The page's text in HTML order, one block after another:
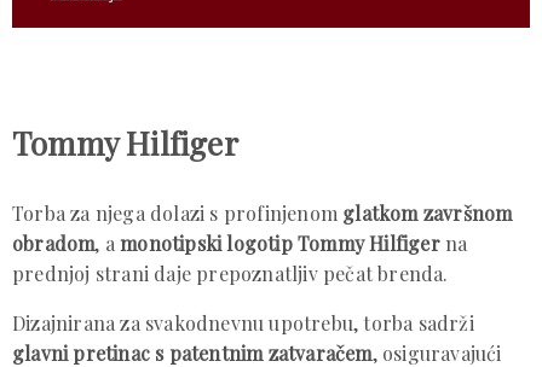
Tommy Hilfiger
Torba za njega dolazi s profinjenom glatkom završnom
obradom, amonotipski logotip Tommy Hilfigerna
prednjoj strani daje prepoznatljiv pečat brenda.
Dizajnirana za svakodnevnu upotrebu, torba sadrži
glavni pretinac s patentnim zatvaračem, osiguravajući